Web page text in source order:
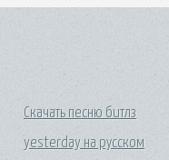
Скачать песню битлз
yesterday на русском